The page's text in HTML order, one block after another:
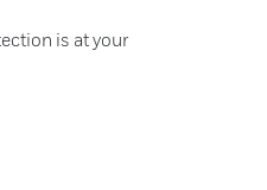
is at your